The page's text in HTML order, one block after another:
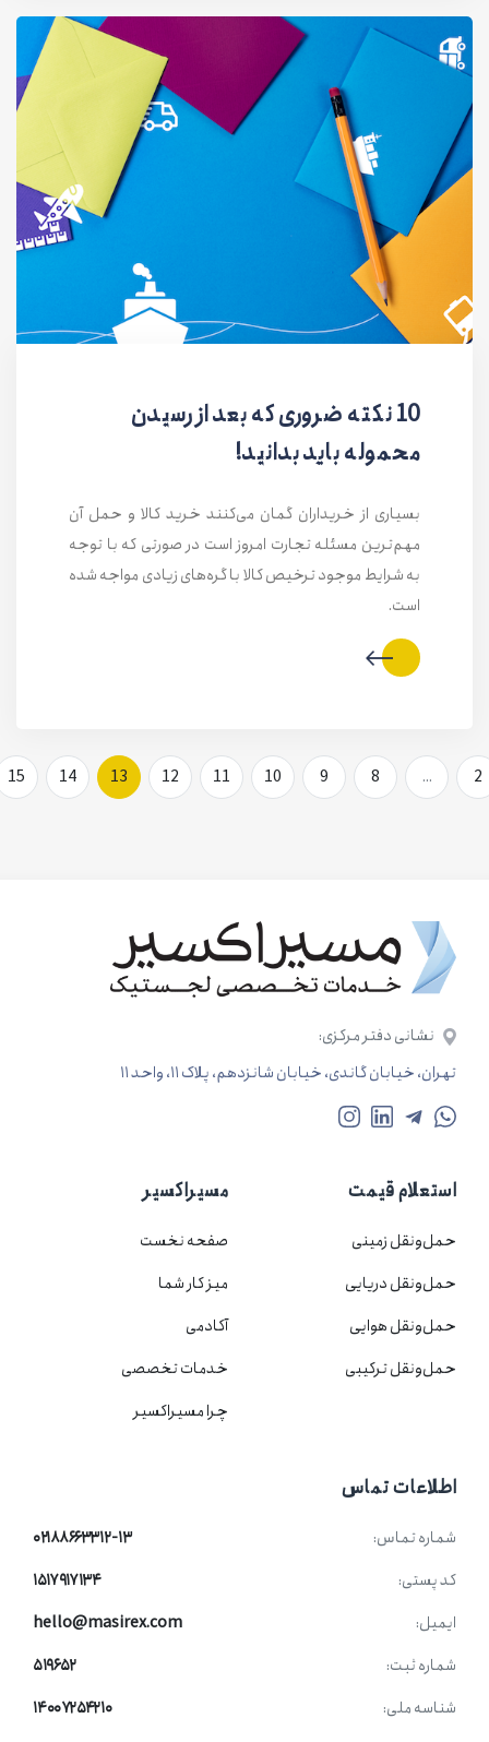
10 نکته ضروری که بعد از رسیدن
محموله باید بدانید!
بسیاری از خریداران گمان می‌کنند خرید کالا و حمل آن
مهم‌ترین مسئله تجارت امروز است در صورتی که با توجه
به شرایط موجود ترخیص کالا با گره‌های زیادی مواجه شده
است.
2
...
8
9
10
11
12
13
14
15
نشانی دفتر مرکزی:
تهران، خیابان گاندی، خیابان شانزدهم، پلاک ۱۱، واحد ۱۱
استعلام قیمت
حمل‌ونقلزمینی
حمل‌ونقلدریایی
حمل‌ونقلهوایی
حمل‌ونقلترکیبی
مسیراکسیر
صفحه نخست
میز کار شما
آکادمی
خدمات تخصصی
چرا مسیراکسیر
اطلاعات تماس
شماره تماس:
۰۲۱۸۸۶۶۳۳۱۲-۱۳
کد پستی:
۱۵۱۷۹۱۷۱۳۴
ایمیل:
hello@masirex.com
شماره ثبت:
۵۱۹۶۵۲
شناسه ملی:
۱۴۰۰۷۲۵۴۲۱۰